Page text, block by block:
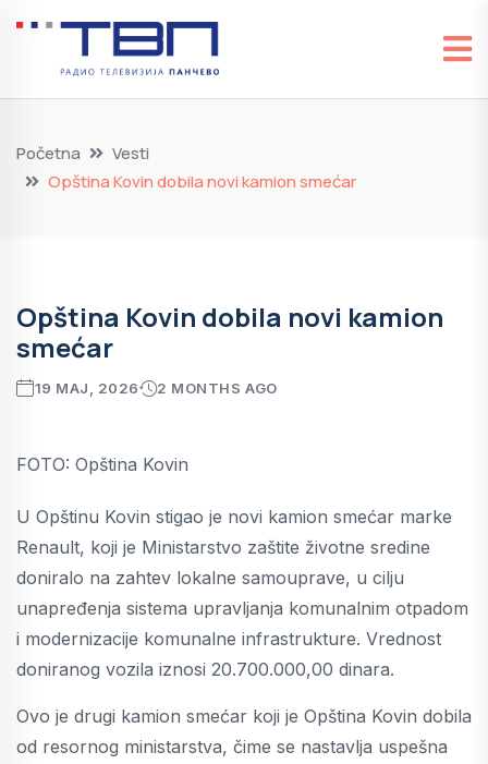
Početna
Vesti
Opština Kovin dobila novi kamion smećar
Opština Kovin dobila novi kamion
smećar
19 MAJ, 2026 2 MONTHS AGO
FOTO: Opština Kovin
U Opštinu Kovin stigao je novi kamion smećar marke
Renault, koji je Ministarstvo zaštite životne sredine
doniralo na zahtev lokalne samouprave, u cilju
unapređenja sistema upravljanja komunalnim otpadom
i modernizacije komunalne infrastrukture. Vrednost
doniranog vozila iznosi 20.700.000,00 dinara.
Ovo je drugi kamion smećar koji je Opština Kovin dobila
od resornog ministarstva, čime se nastavlja uspešna